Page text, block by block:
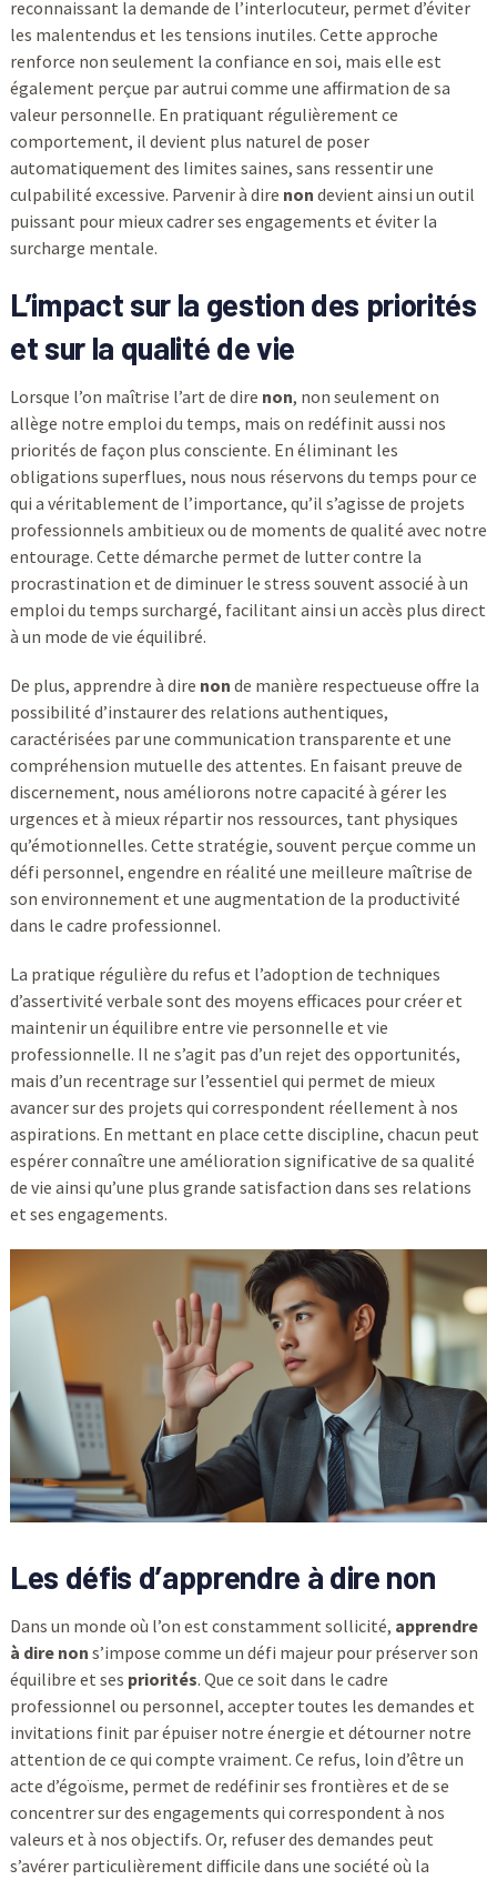
reconnaissant la demande de l’interlocuteur, permet d’éviter
les malentendus et les tensions inutiles. Cette approche
renforce non seulement la confiance en soi, mais elle est
également perçue par autrui comme une affirmation de sa
valeur personnelle. En pratiquant régulièrement ce
comportement, il devient plus naturel de poser
automatiquement des limites saines, sans ressentir une
culpabilité excessive. Parvenir à dire non devient ainsi un outil
puissant pour mieux cadrer ses engagements et éviter la
surcharge mentale.
L’impact sur la gestion des priorités
et sur la qualité de vie
Lorsque l’on maîtrise l’art de dire non, non seulement on
allège notre emploi du temps, mais on redéfinit aussi nos
priorités de façon plus consciente. En éliminant les
obligations superflues, nous nous réservons du temps pour ce
qui a véritablement de l’importance, qu’il s’agisse de projets
professionnels ambitieux ou de moments de qualité avec notre
entourage. Cette démarche permet de lutter contre la
procrastination et de diminuer le stress souvent associé à un
emploi du temps surchargé, facilitant ainsi un accès plus direct
à un mode de vie équilibré.
De plus, apprendre à dire non de manière respectueuse offre la
possibilité d’instaurer des relations authentiques,
caractérisées par une communication transparente et une
compréhension mutuelle des attentes. En faisant preuve de
discernement, nous améliorons notre capacité à gérer les
urgences et à mieux répartir nos ressources, tant physiques
qu’émotionnelles. Cette stratégie, souvent perçue comme un
défi personnel, engendre en réalité une meilleure maîtrise de
son environnement et une augmentation de la productivité
dans le cadre professionnel.
La pratique régulière du refus et l’adoption de techniques
d’assertivité verbale sont des moyens efficaces pour créer et
maintenir un équilibre entre vie personnelle et vie
professionnelle. Il ne s’agit pas d’un rejet des opportunités,
mais d’un recentrage sur l’essentiel qui permet de mieux
avancer sur des projets qui correspondent réellement à nos
aspirations. En mettant en place cette discipline, chacun peut
espérer connaître une amélioration significative de sa qualité
de vie ainsi qu’une plus grande satisfaction dans ses relations
et ses engagements.
Les défis d’apprendre à dire non
Dans un monde où l’on est constamment sollicité, apprendre
à dire non s’impose comme un défi majeur pour préserver son
équilibre et ses priorités. Que ce soit dans le cadre
professionnel ou personnel, accepter toutes les demandes et
invitations finit par épuiser notre énergie et détourner notre
attention de ce qui compte vraiment. Ce refus, loin d’être un
acte d’égoïsme, permet de redéfinir ses frontières et de se
concentrer sur des engagements qui correspondent à nos
valeurs et à nos objectifs. Or, refuser des demandes peut
s’avérer particulièrement difficile dans une société où la